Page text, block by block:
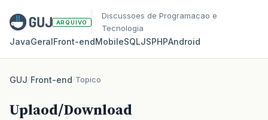
ARQUIVO
Discussoes de Programacao e
Tecnologia
JavaGeralFront‑endMobileSQLJSPHPAndroid
GUJ/Front-end/Topico
Uplaod/Download